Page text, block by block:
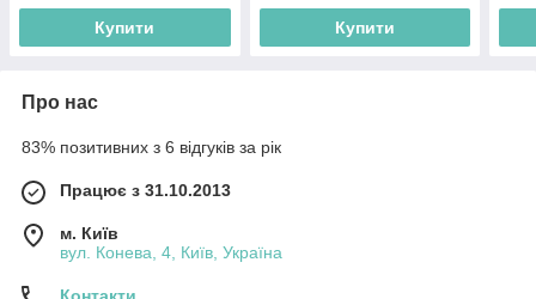
Купити Купити
Про нас
83% позитивних з 6 відгуків за рік
Працює з 31.10.2013
м. Київ
вул. Конева, 4, Київ, Україна